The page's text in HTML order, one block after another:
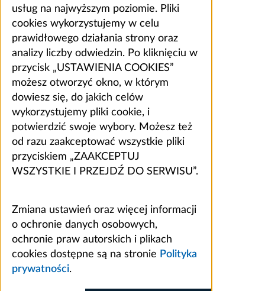
usług na najwyższym poziomie. Pliki
cookies wykorzystujemy w celu
prawidłowego działania strony oraz
analizy liczby odwiedzin. Po kliknięciu w
przycisk „USTAWIENIA COOKIES”
możesz otworzyć okno, w którym
dowiesz się, do jakich celów
wykorzystujemy pliki cookie, i
potwierdzić swoje wybory. Możesz też
od razu zaakceptować wszystkie pliki
przyciskiem „ZAAKCEPTUJ
WSZYSTKIE I PRZEJDŹ DO SERWISU”.
Zmiana ustawień oraz więcej informacji
o ochronie danych osobowych,
ochronie praw autorskich i plikach
cookies dostępne są na stronie Polityka
prywatności.